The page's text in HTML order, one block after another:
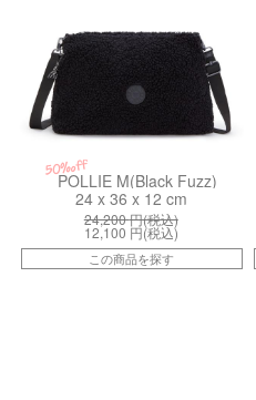
50%off
POLLIE M(Black Fuzz)
24 x 36 x 12 cm
24,200円(税込)
12,100 円(税込)
この商品を探す